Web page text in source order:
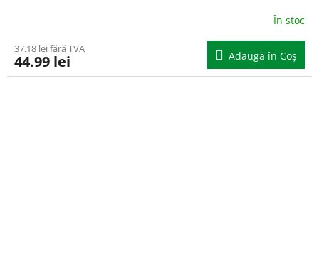
În stoc
37.18 lei fără TVA
44.99 lei Adaugă în Coş